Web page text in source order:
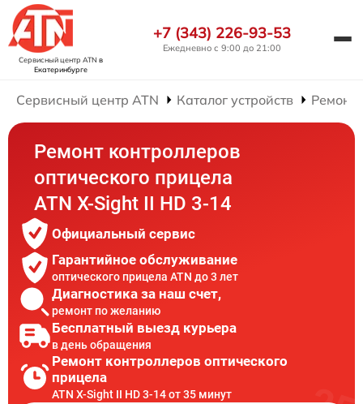
Сервисный центр ATN в
Екатеринбурге
+7 (343) 226-93-53
Ежедневно с 9:00 до 21:00
Сервисный центр ATN Каталог устройств Ремонт
Ремонт контроллеров
оптического прицела
ATN X-Sight II HD 3-14
Официальный сервис
Гарантийное обслуживание
оптического прицела ATN до 3 лет
Диагностика за наш счет,
ремонт по желанию
Бесплатный выезд курьера
в день обращения
Ремонт контроллеров оптического
прицела
ATN X-Sight II HD 3-14 от 35 минут